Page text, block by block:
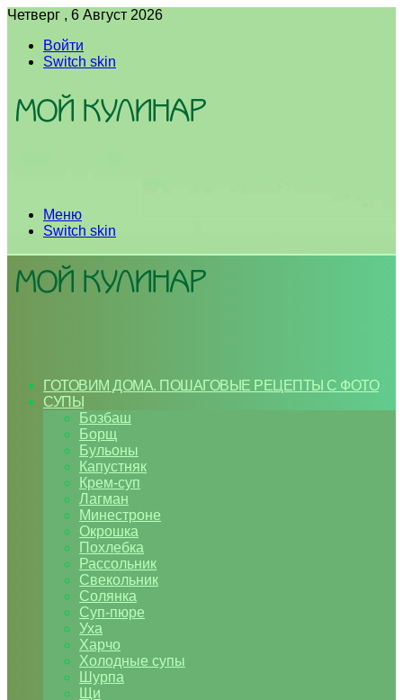
Четверг , 6 Август 2026
Войти
Switch skin
Меню
Switch skin
ГОТОВИМ ДОМА. ПОШАГОВЫЕ РЕЦЕПТЫ С ФОТО
СУПЫ
Бозбаш
Борщ
Бульоны
Капустняк
Крем-суп
Лагман
Минестроне
Окрошка
Похлебка
Рассольник
Свекольник
Солянка
Суп-пюре
Уха
Харчо
Холодные супы
Шурпа
Щи